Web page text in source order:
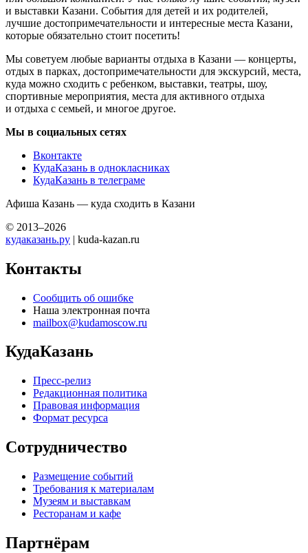
и выставки Казани. События для детей и их родителей,
лучшие достопримечательности и интересные места Казани,
которые обязательно стоит посетить!
Мы советуем любые варианты отдыха в Казани — концерты,
отдых в парках, достопримечательности для экскурсий, места,
куда можно сходить с ребенком, выставки, театры, шоу,
спортивные мероприятия, места для активного отдыха
и отдыха с семьей, и многое другое.
Мы в социальных сетях
Вконтакте
КудаКазань в однокласниках
КудаКазань в телеграме
Афиша Казань — куда сходить в Казани
© 2013–2026
кудаказань.ру | kuda-kazan.ru
Контакты
Сообщить об ошибке
Наша электронная почта
mailbox@kudamoscow.ru
КудаКазань
Пресс-релиз
Редакционная политика
Правовая информация
Формат ресурса
Сотрудничество
Размещение событий
Требования к материалам
Музеям и выставкам
Ресторанам и кафе
Партнёрам